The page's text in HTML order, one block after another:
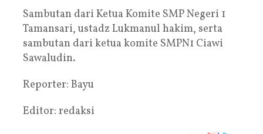
Sambutan dari Ketua Komite SMP Negeri 1
Tamansari, ustadz Lukmanul hakim, serta
sambutan dari ketua komite SMPN1 Ciawi
Sawaludin.
Reporter: Bayu
Editor: redaksi